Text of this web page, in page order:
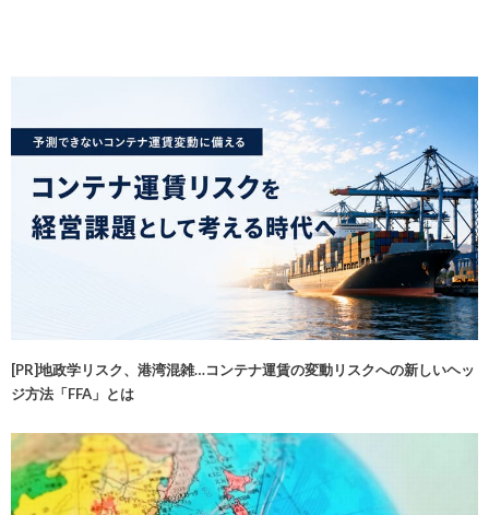
[PR]地政学リスク、港湾混雑…コンテナ運賃の変動リスクへの新しいヘッ
ジ方法「FFA」とは